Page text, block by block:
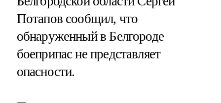
Потапов сообщил, что
обнаруженный в Белгороде
боеприпас не представляет
опасности.